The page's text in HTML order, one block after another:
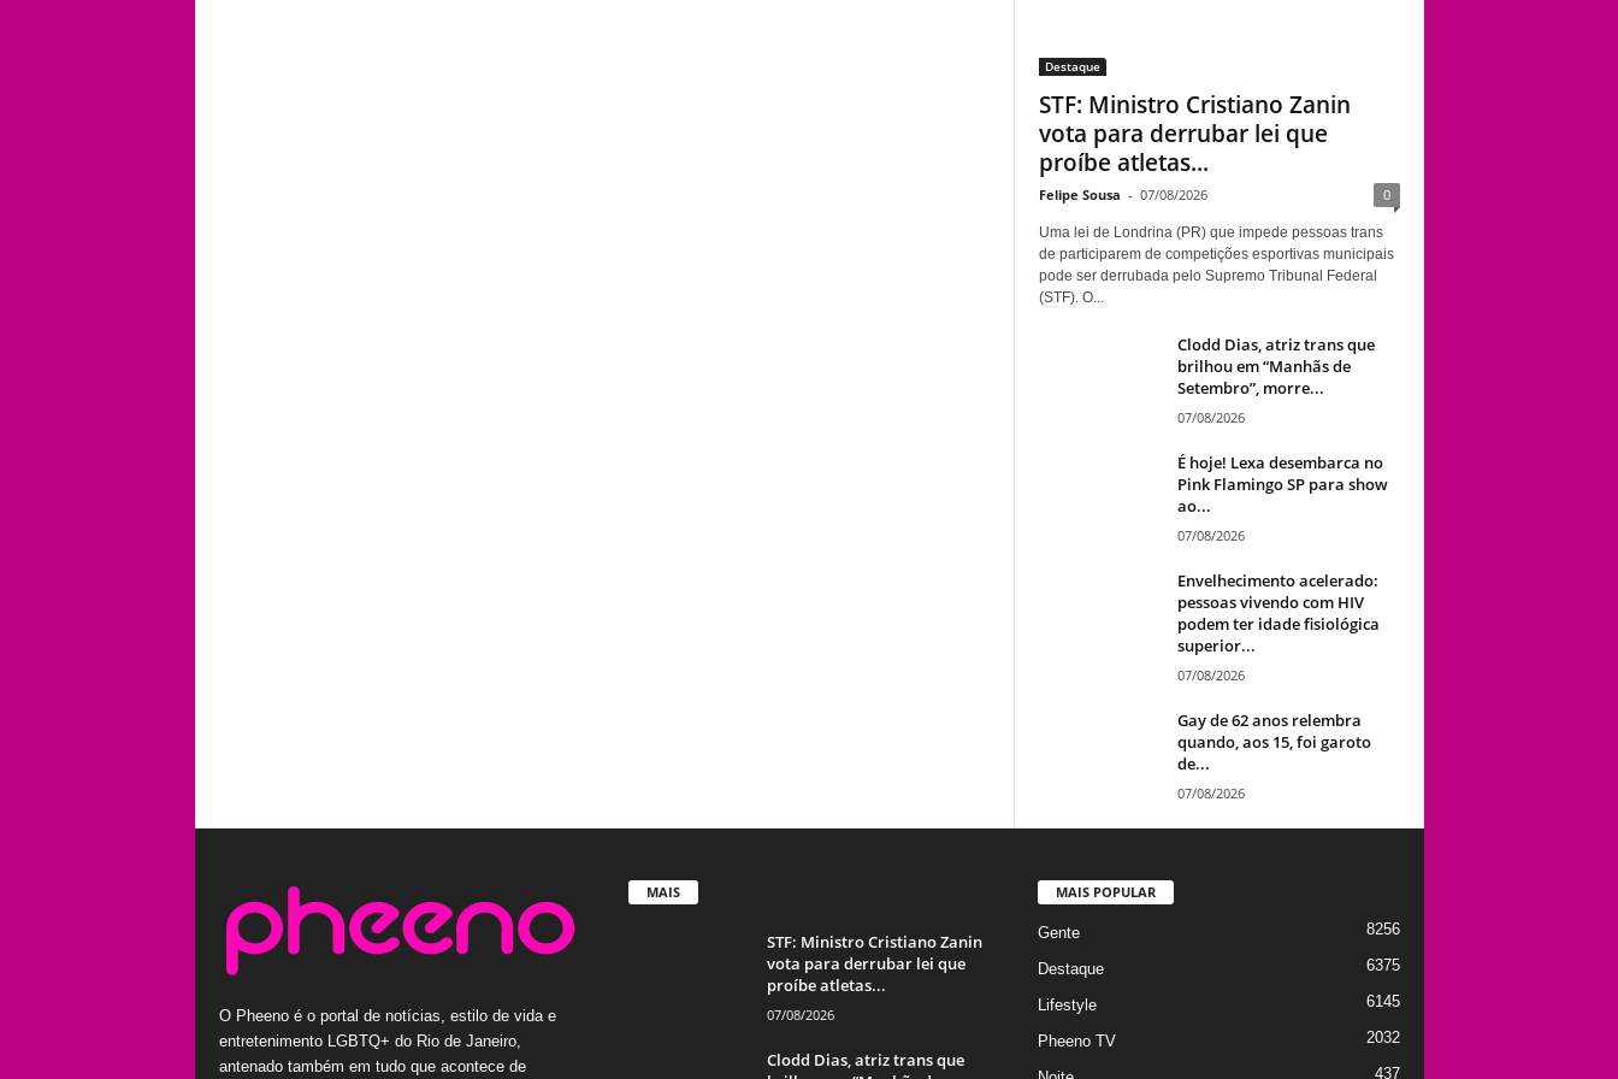
Destaque
STF: Ministro Cristiano Zanin
vota para derrubar lei que
proíbe atletas...
Felipe Sousa - 07/08/2026 0
Uma lei de Londrina (PR) que impede pessoas trans
de participarem de competições esportivas municipais
pode ser derrubada pelo Supremo Tribunal Federal
(STF). O...
Clodd Dias, atriz trans que
brilhou em “Manhãs de
Setembro”, morre...
07/08/2026
É hoje! Lexa desembarca no
Pink Flamingo SP para show
ao...
07/08/2026
Envelhecimento acelerado:
pessoas vivendo com HIV
podem ter idade fisiológica
superior...
07/08/2026
Gay de 62 anos relembra
quando, aos 15, foi garoto
de...
07/08/2026
O Pheeno é o portal de notícias, estilo de vida e
entretenimento LGBTQ+ do Rio de Janeiro,
antenado também em tudo que acontece de
MAIS
STF: Ministro Cristiano Zanin
vota para derrubar lei que
proíbe atletas...
07/08/2026
Clodd Dias, atriz trans que
MAIS POPULAR
Gente 8256
Destaque 6375
Lifestyle 6145
Pheeno TV 2032
437